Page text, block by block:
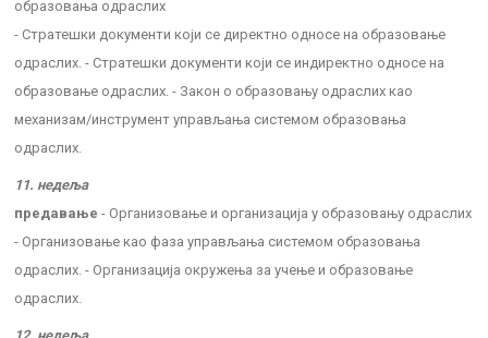
образовања одраслих
- Стратешки документи који се директно односе на образовање
одраслих. - Стратешки документи који се индиректно односе на
образовање одраслих. - Закон о образовању одраслих као
механизам/инструмент управљања системом образовања
одраслих.
11. недеља
предавање - Организовање и организација у образовању одраслих
- Организовање као фаза управљања системом образовања
одраслих. - Организација окружења за учење и образовање
одраслих.